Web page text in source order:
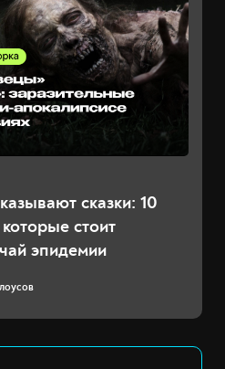
сказки: 10
стоит
эпидемии